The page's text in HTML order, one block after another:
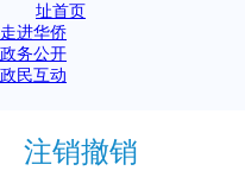
址首页
走进华侨
政务公开
政民互动
注销撤销